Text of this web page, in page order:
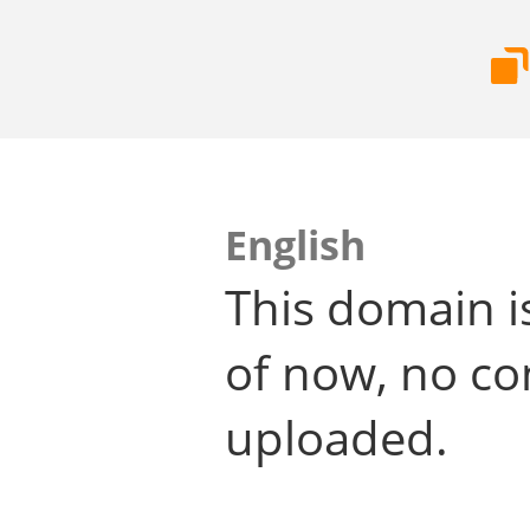
English
This domain
of now, no
uploaded.